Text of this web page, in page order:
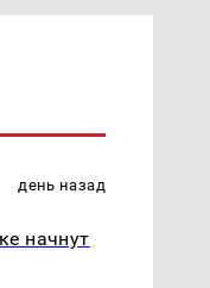
день назад
начнут